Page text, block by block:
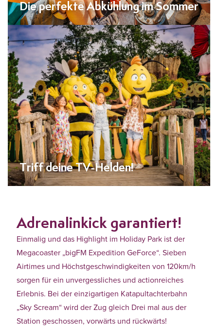
Die perfekte Abkühlung im Sommer
Triff deine TV-Helden!
Adrenalinkick garantiert!
Einmalig und das Highlight im Holiday Park ist der
Megacoaster „bigFM Expedition GeForce“. Sieben
Airtimes und Höchstgeschwindigkeiten von 120km/h
sorgen für ein unvergessliches und actionreiches
Erlebnis. Bei der einzigartigen Katapultachterbahn
„Sky Scream“ wird der Zug gleich Drei mal aus der
Station geschossen, vorwärts und rückwärts!